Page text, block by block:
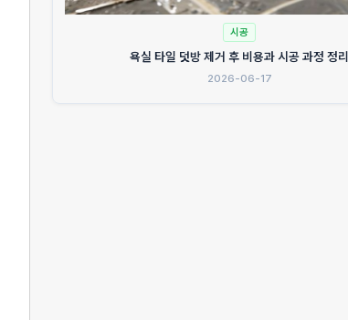
시공
욕실 타일 덧방 제거 후 비용과 시공 과정 정리
2026-06-17